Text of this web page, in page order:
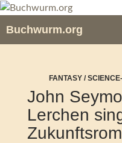
Zum
springen
Buchwurm.org
FANTASY /
John
Lerchen